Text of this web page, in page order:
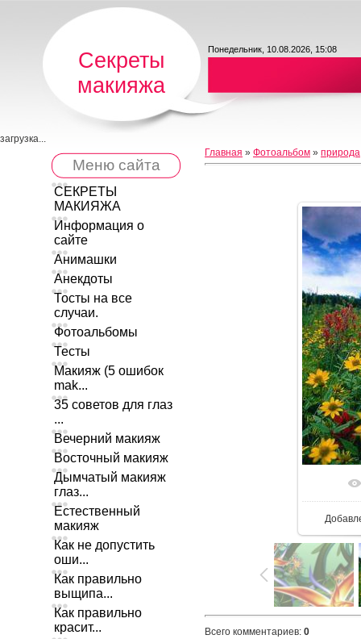
Секреты
макияжа
Понедельник, 10.08.2026, 15:08
загрузка...
Меню сайта
СЕКРЕТЫ
МАКИЯЖА
Информация о
сайте
Анимашки
Анекдоты
Тосты на все
случаи.
Фотоальбомы
Тесты
Макияж (5 ошибок
mak...
35 советов для глаз
...
Вечерний макияж
Восточный макияж
Дымчатый макияж
глаз...
Естественный
макияж
Как не допустить
оши...
Как правильно
выщипа...
Как правильно
красит...
Главная » Фотоальбом » природа
Всего комментариев: 0